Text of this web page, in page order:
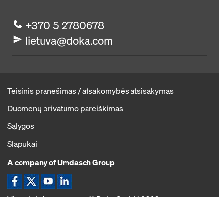
+370 5 2780678
lietuva@doka.com
Teisinis pranešimas / atsakomybės atsisakymas
Duomenų privatumo pareiškimas
Sąlygos
Slapukai
A company of Umdasch Group
Ikona Facebook
Ikona XIkona YouTube
Ikona LinkedIn